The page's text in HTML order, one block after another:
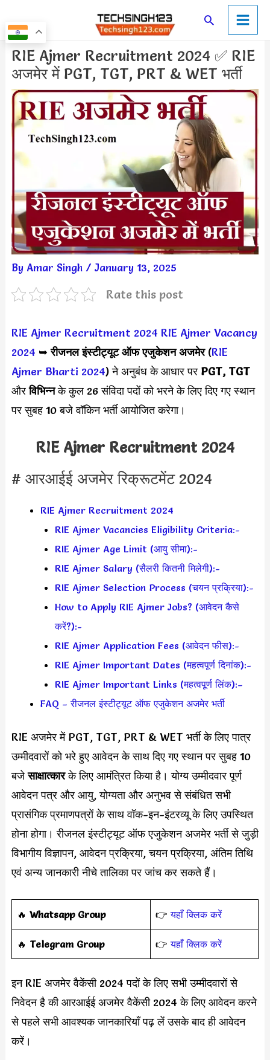
to
content
SearchMain
Menu
RIE Ajmer Recruitment 2024 ✅ RIE
अजमेर में PGT, TGT, PRT & WET भर्ती
By Amar Singh / January 13, 2025
Rate this post
RIE Ajmer Recruitment 2024 RIE Ajmer Vacancy
2024 ➥रीजनल इंस्टीट्यूट ऑफ एजुकेशन अजमेर(RIE
Ajmer Bharti 2024) ने अनुबंध के आधार पर PGT, TGT
औरविभिन्नके कुल 26 संविदा पदों को भरने के लिए दिए गए स्थान
पर सुबह 10 बजे वॉकिन भर्ती आयोजित करेगा।
RIE Ajmer Recruitment 2024
# आरआईई अजमेर रिक्रूटमेंट 2024
RIE Ajmer Recruitment 2024
RIE Ajmer Vacancies Eligibility Criteria:-
RIE Ajmer Age Limit (आयु सीमा):-
RIE Ajmer Salary (सैलरी कितनी मिलेगी):-
RIE Ajmer Selection Process (चयन प्रक्रिया):-
How to Apply RIE Ajmer Jobs? (आवेदन कैसे
करें?):-
RIE Ajmer Application Fees (आवेदन फीस):-
RIE Ajmer Important Dates (महत्वपूर्ण दिनांक):-
RIE Ajmer Important Links (महत्वपूर्ण लिंक):–
FAQ – रीजनल इंस्टीट्यूट ऑफ एजुकेशन अजमेर भर्ती
RIE अजमेर में PGT, TGT, PRT & WET भर्ती के लिए पात्र
उम्मीदवारों को भरे हुए आवेदन के साथ दिए गए स्थान पर सुबह 10
बजेसाक्षात्कारके लिए आमंत्रित किया है। योग्य उम्मीदवार पूर्ण
आवेदन पत्र और आयु, योग्यता और अनुभव से संबंधित सभी
प्रासंगिक प्रमाणपत्रों के साथ वॉक-इन-इंटरव्यू के लिए उपस्थित
होना होगा। रीजनल इंस्टीट्यूट ऑफ एजुकेशन अजमेर भर्ती से जुड़ी
विभागीय विज्ञापन, आवेदन प्रक्रिया, चयन प्रक्रिया, अंतिम तिथि
एवं अन्य जानकारी नीचे तालिका पर जांच कर सकते हैं।
‎️‍🔥 Whatsapp Group 👉यहाँ क्लिक करें
‎️‍🔥 Telegram Group 👉यहाँ क्लिक करें
इन RIE अजमेर वैकेंसी 2024 पदों के लिए सभी उम्मीदवारों से
निवेदन है की आरआईई अजमेर वैकेंसी 2024 के लिए आवेदन करने
से पहले सभी आवश्यक जानकारियाँ पढ़ लें उसके बाद ही आवेदन
करें।
Post
navigation